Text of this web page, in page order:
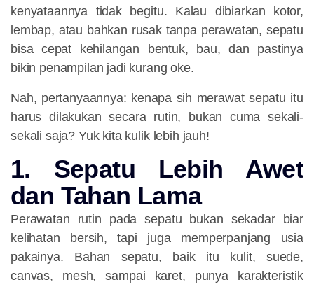
kenyataannya tidak begitu. Kalau dibiarkan kotor,
lembap, atau bahkan rusak tanpa perawatan, sepatu
bisa cepat kehilangan bentuk, bau, dan pastinya
bikin penampilan jadi kurang oke.
Nah, pertanyaannya: kenapa sih merawat sepatu itu
harus dilakukan secara rutin, bukan cuma sekali-
sekali saja? Yuk kita kulik lebih jauh!
1. Sepatu Lebih Awet
dan Tahan Lama
Perawatan rutin pada sepatu bukan sekadar biar
kelihatan bersih, tapi juga memperpanjang usia
pakainya. Bahan sepatu, baik itu kulit, suede,
canvas, mesh, sampai karet, punya karakteristik